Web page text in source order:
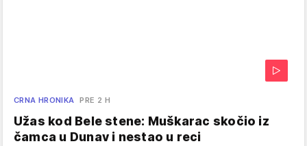
CRNA HRONIKA PRE 2 H
Užas kod Bele stene: Muškarac skočio iz
čamca u Dunav i nestao u reci